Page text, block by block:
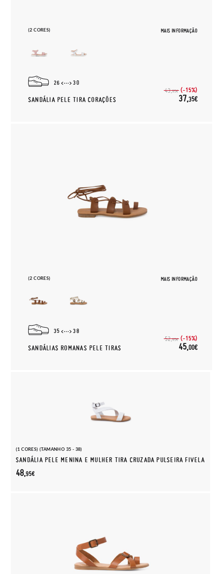
(2 CORES) MAIS INFORMAÇÃO
26 30
SANDÁLIA PELE TIRA CORAÇÕES
43,95€ (-15%)
37,35€
(2 CORES) MAIS INFORMAÇÃO
35 38
SANDÁLIAS ROMANAS PELE TIRAS
52,95€ (-15%)
45,00€
(1 CORES) (TAMANHO 35 - 38)
SANDÁLIA PELE MENINA E MULHER TIRA CRUZADA PULSEIRA FIVELA
48,95€